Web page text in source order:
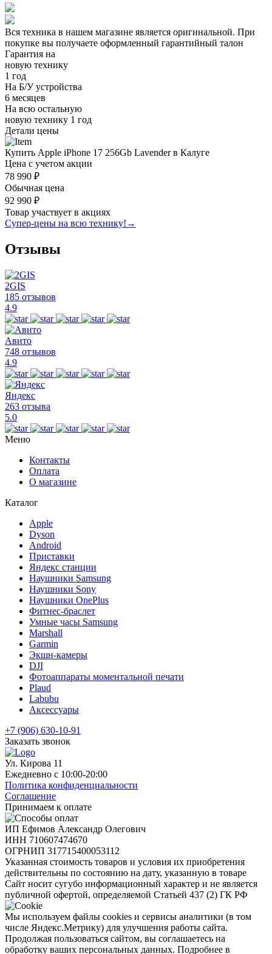
Вся техника в нашем магазине является оригинальной. При
покупке вы получаете оформленный гарантийный талон
Гарантия на
новую технику
1 год
На Б/У устройства
6 месяцев
На всю остальную
новую технику 1 год
Детали цены
Купить Apple iPhone 17 256Gb Lavender в Калуге
Цена с учетом акции
78 990 ₽
Обычная цена
92 990 ₽
Товар участвует в акциях
Супер-цены на всю технику! →
Отзывы
2GIS
185 отзывов
4.9
Авито
748 отзывов
4.9
Яндекс
263 отзыва
5.0
Меню
Контакты
Оплата
О магазине
Каталог
Apple
Dyson
Android
Приставки
Яндекс станции
Наушники Samsung
Наушники Sony
Наушники OnePlus
Фитнес-браслет
Умные часы Samsung
Marshall
Garmin
Экшн-камеры
DJI
Фотоаппараты моментальной печати
Plaud
Labubu
Аксессуары
+7 (906) 630-10-91
Заказать звонок
Ул. Кирова 11
Ежедневно с 10:00-20:00
Политика конфиденциальности
Соглашение
Принимаем к оплате
ИП Ефимов Александр Олегович
ИНН 710607474670
ОГРНИП 317715400053112
Указанная стоимость товаров и условия их приобретения
действительны по состоянию на дату, указанную в товаре
Сайт носит сугубо информационный характер и не является
публичной офертой, определяемой Статьей 437 (2) ГК РФ
Мы используем файлы cookies и сервисы аналитики (в том
числе Яндекс.Метрику) для улучшения работы сайта.
Продолжая пользоваться сайтом, вы соглашаетесь на
обработку ваших персональных данных. Подробнее в